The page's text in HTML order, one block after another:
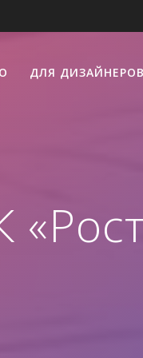
ДЛЯ ДИЗАЙНЕРОВ